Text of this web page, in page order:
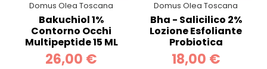
Domus Olea Toscana
Bakuchiol 1%
Contorno Occhi
Multipeptide 15 ML
26,00 €
Domus Olea Toscana
Bha - Salicilico 2%
Lozione Esfoliante
Probiotica
18,00 €